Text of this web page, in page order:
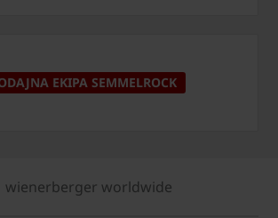
EKIPA SEMMELROCK
wienerberger worldwide